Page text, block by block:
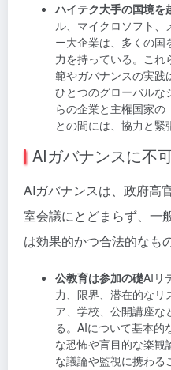
ハイテク大手の国境を
ル、マイクロソフト、
ー大企業は、多くの国
力を持っている。これ
範やガバナンスの実践
ひとつのグローバルな
らの企業と主権国家
との間には、協力と緊
AIガバナンスに不
AIガバナンスは、政府高
室会議にとどまらず、一
は効果的かつ合法的なも
公教育は参加の礎AIリ
力、限界、潜在的なリ
ア、学校、公開講座な
る。AIについて基本的
な恐怖や盲目的な楽
な議論や監視に携わる